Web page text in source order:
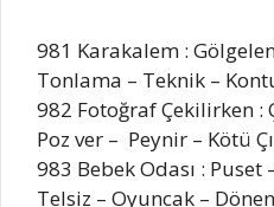
981 Karakalem :
Tonlama – Teknik –
982 Fotoğraf Çekilirken :
Poz ver – Peynir – Kötü
983 Bebek Odası : Puset
Telsiz – Oyuncak –